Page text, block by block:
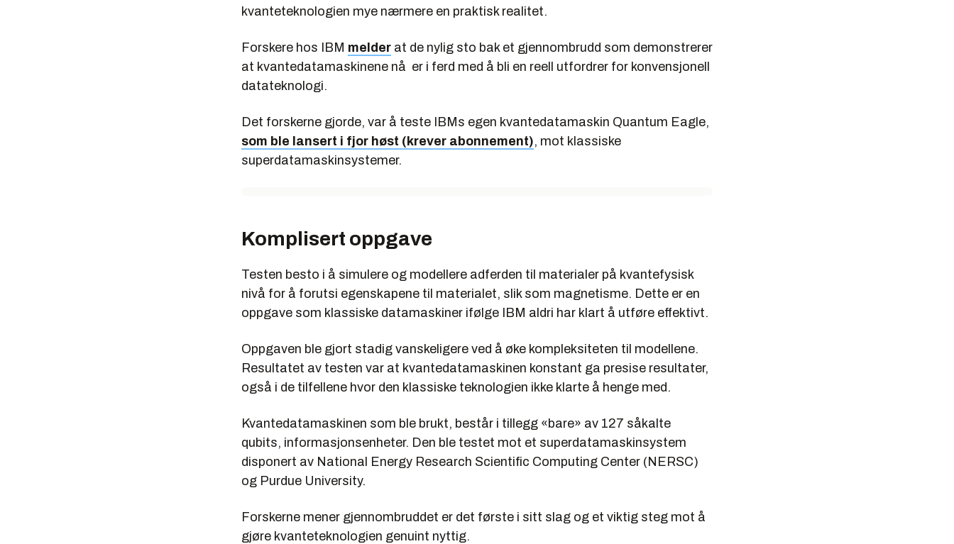
kvanteteknologien mye nærmere en praktisk realitet.
Forskere hos IBM melder at de nylig sto bak et gjennombrudd som demonstrerer
at kvantedatamaskinene nå er i ferd med å bli en reell utfordrer for konvensjonell
datateknologi.
Det forskerne gjorde, var å teste IBMs egen kvantedatamaskin Quantum Eagle,
som ble lansert i fjor høst (krever abonnement), mot klassiske
superdatamaskinsystemer.
Komplisert oppgave
Testen besto i å simulere og modellere adferden til materialer på kvantefysisk
nivå for å forutsi egenskapene til materialet, slik som magnetisme. Dette er en
oppgave som klassiske datamaskiner ifølge IBM aldri har klart å utføre effektivt.
Oppgaven ble gjort stadig vanskeligere ved å øke kompleksiteten til modellene.
Resultatet av testen var at kvantedatamaskinen konstant ga presise resultater,
også i de tilfellene hvor den klassiske teknologien ikke klarte å henge med.
Kvantedatamaskinen som ble brukt, består i tillegg «bare» av 127 såkalte
qubits, informasjonsenheter. Den ble testet mot et superdatamaskinsystem
disponert av National Energy Research Scientific Computing Center (NERSC)
og Purdue University.
Forskerne mener gjennombruddet er det første i sitt slag og et viktig steg mot å
gjøre kvanteteknologien genuint nyttig.